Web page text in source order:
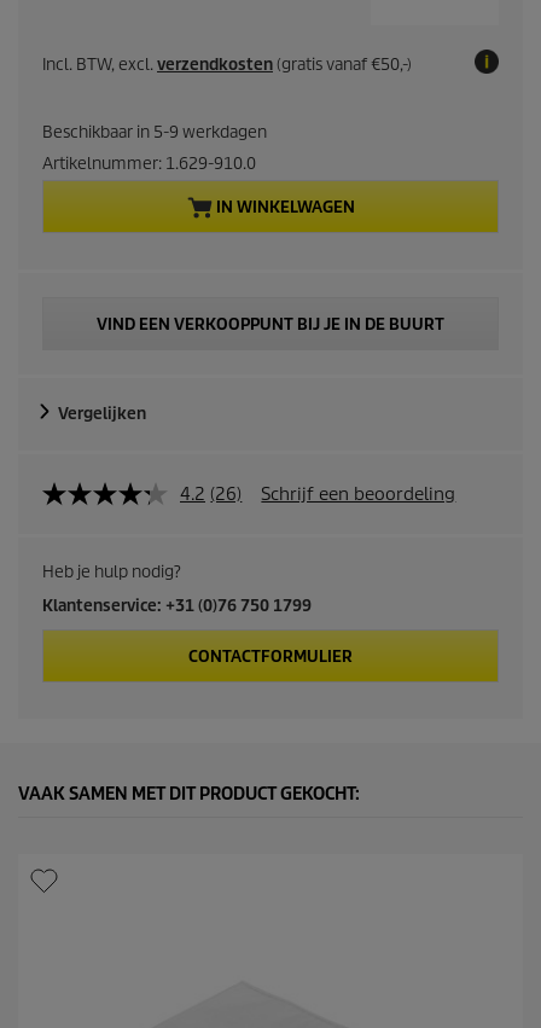
n
t
p
r
c
t
p
r
i
c
Incl. BTW, excl.verzendkosten (gratis vanaf €50,-)
Beschikbaar in 5-9 werkdagen
Artikelnummer: 1.629-910.0
IN WINKELWAGEN
VIND EEN VERKOOPPUNT BIJ JE IN DE BUURT
Vergelijken
4.2 (26) Schrijf een beoordeling
Heb je hulp nodig?
Klantenservice: +31 (0)76 750 1799
CONTACTFORMULIER
VAAK SAMEN MET DIT PRODUCT GEKOCHT: